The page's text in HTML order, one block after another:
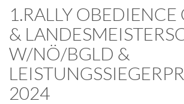
1.RALLY OBEDIENCE
&
W/NÖ/BGLD &
2024